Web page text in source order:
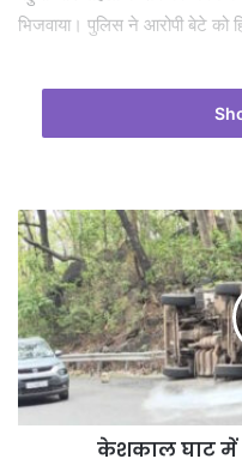
भिजवाया। पुलिस ने आरोपी बेटे को
केशकाल घाट